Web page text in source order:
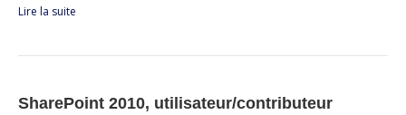
Lire la suite
SharePoint 2010, utilisateur/contributeur